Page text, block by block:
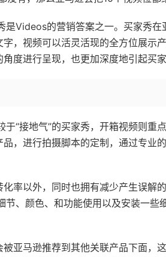
Videos的营销答案之一。买家秀
，视频可以活灵活现的全方位展示
度进行呈现，也更加深度地引起买家
“接地气”的买家秀，开箱视频则重
，进行拍摄脚本的定制，通过专业
率以外，同时也拥有减少产生误解
、颜色、和功能使用以及安装一些
亚马逊推荐到其他关联产品下面，